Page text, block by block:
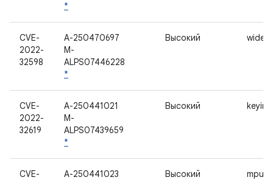
*
CVE-
2022-
32598
A-250470697
M-
ALPS07446228
*
Высокий
CVE-
2022-
32619
A-250441021
M-
ALPS07439659
*
Высокий
CVE-
A-250441023
Высокий mpu